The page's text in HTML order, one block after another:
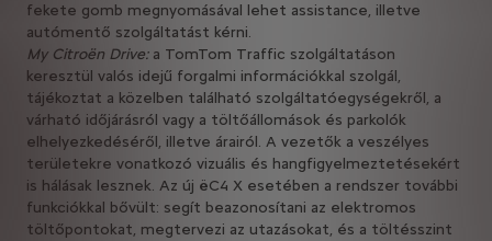
fekete gomb megnyomásával lehet assistance, illetve
autómentő szolgáltatást kérni.
My Citroën Drive:a TomTom Traffic szolgáltatáson
keresztül valós idejű forgalmi információkkal szolgál,
tájékoztat a közelben található szolgáltatóegységekről, a
várható időjárásról vagy a töltőállomások és parkolók
elhelyezkedéséről, illetve árairól. A vezetők a veszélyes
területekre vonatkozó vizuális és hangfigyelmeztetésekért
is hálásak lesznek. Az új ëC4 X esetében a rendszer további
funkciókkal bővült: segít beazonosítani az elektromos
töltőpontokat, megtervezi az utazásokat, és a töltésszint